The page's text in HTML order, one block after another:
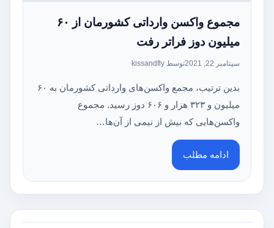
مجموع واکسن وارداتی کشورمان از ۶۰
میلیون دوز فراتر رفت
سپتامبر 22, 2021 توسط kissandfly
بدین ترتیب، مجمع واکسن‌های وارداتی کشورمان به ۶۰
میلیون و ۳۲۳ هزار و ۶۰۶ دوز رسید. مجموع
واکسن‌هایی که بیش از نیمی از آن‌ها…
ادامه مطلب